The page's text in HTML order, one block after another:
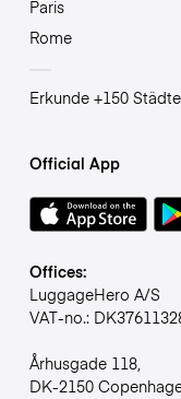
Paris
Rome
Erkunde +150 Städte
Official App
Offices:
LuggageHero A/S
VAT-no.:
Århusgade 118,
DK-2150